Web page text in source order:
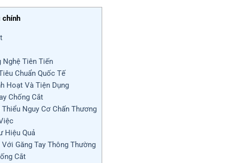
chính
Nghệ Tiên Tiến
Chuẩn Quốc Tế
Hoạt Và Tiện Dụng
Chống Cắt
Nguy Cơ Chấn Thương
Hiệu Quả
Với Găng Tay Thông Thường
Cắt